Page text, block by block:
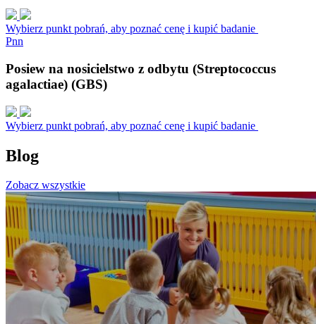
Wybierz punkt pobrań, aby poznać cenę i kupić badanie
Pnn
Posiew na nosicielstwo z odbytu (Streptococcus
agalactiae) (GBS)
Wybierz punkt pobrań, aby poznać cenę i kupić badanie
Blog
Zobacz wszystkie